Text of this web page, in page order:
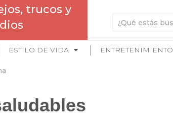
trucos y
ESTILO DE VIDA ENTRETENIMIENTO